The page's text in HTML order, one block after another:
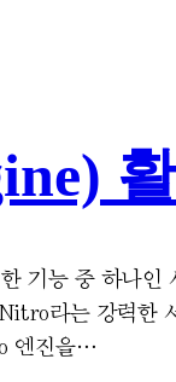
기능 중 하나인
라는 강력한
엔진을…